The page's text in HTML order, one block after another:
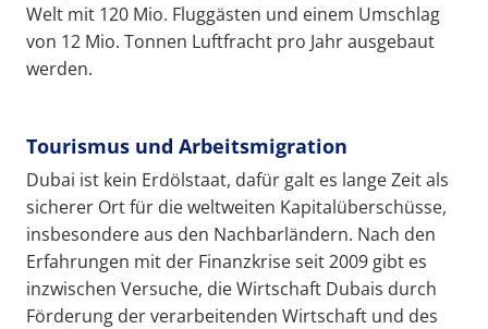
Welt mit 120 Mio. Fluggästen und einem Umschlag
von 12 Mio. Tonnen Luftfracht pro Jahr ausgebaut
werden.
Tourismus und Arbeitsmigration
Dubai ist kein Erdölstaat, dafür galt es lange Zeit als
sicherer Ort für die weltweiten Kapitalüberschüsse,
insbesondere aus den Nachbarländern. Nach den
Erfahrungen mit der Finanzkrise seit 2009 gibt es
inzwischen Versuche, die Wirtschaft Dubais durch
Förderung der verarbeitenden Wirtschaft und des